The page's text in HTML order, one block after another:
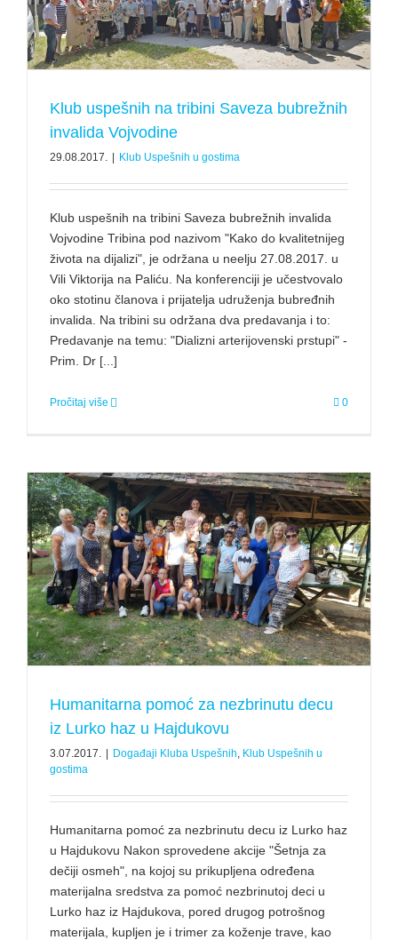
Klub uspešnih na tribini Saveza bubrežnih
invalida Vojvodine
29.08.2017. | Klub Uspešnih u gostima
Klub uspešnih na tribini Saveza bubrežnih invalida
Vojvodine Tribina pod nazivom "Kako do kvalitetnijeg
života na dijalizi", je održana u neelju 27.08.2017. u
Vili Viktorija na Paliću. Na konferenciji je učestvovalo
oko stotinu članova i prijatelja udruženja bubređnih
invalida. Na tribini su održana dva predavanja i to:
Predavanje na temu: "Dializni arterijovenski prstupi" -
Prim. Dr [...]
Pročitaj više 0
Humanitarna pomoć za nezbrinutu decu
iz Lurko haz u Hajdukovu
3.07.2017. Događaji Kluba Uspešnih, Klub Uspešnih u
gostima
Humanitarna pomoć za nezbrinutu decu iz Lurko haz
u Hajdukovu Nakon sprovedene akcije "Šetnja za
dečiji osmeh", na kojoj su prikupljena određena
materijalna sredstva za pomoć nezbrinutoj deci u
Lurko haz iz Hajdukova, pored drugog potrošnog
materijala, kupljen je i trimer za koženje trave, kao